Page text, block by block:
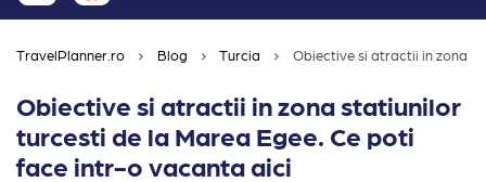
content
TravelPlanner.ro Blog Turcia Obiective si atractii in zona
Obiective si atractii in zona statiunilor
turcesti de la Marea Egee. Ce poti
face intr-o vacanta aici